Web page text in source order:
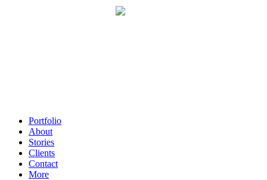
Portfolio
About
Stories
Clients
Contact
More